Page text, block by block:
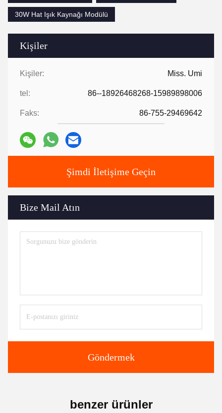
Kişiler
Kişiler: Miss. Umi
tel: 86--18926468268-15989898006
Faks: 86-755-29469642
Şimdi İletişime Geçin
Bize Mail Atın
Göndermek
30W Hat Işık Kaynağı Modülü
benzer ürünler